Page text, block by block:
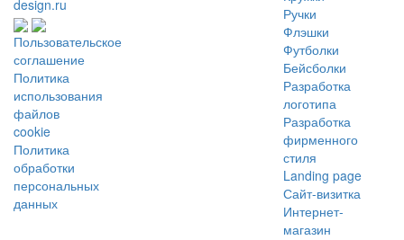
design.ru
Пользовательское
соглашение
Политика
использования
файлов
cookie
Политика
обработки
персональных
данных
Ручки
Флэшки
Футболки
Бейсболки
Разработка
логотипа
Разработка
фирменного
стиля
Landing page
Сайт-визитка
Интернет-
магазин